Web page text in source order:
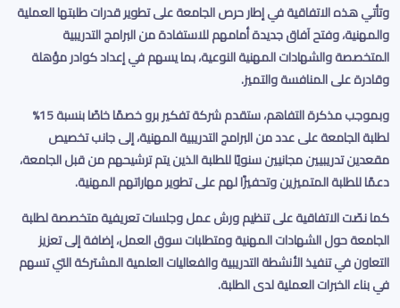
وتأتي هذه الاتفاقية في إطار حرص الجامعة على تطوير قدرات طلبتها العملية
والمهنية، وفتح آفاق جديدة أمامهم للاستفادة من البرامج التدريبية
المتخصصة والشهادات المهنية النوعية، بما يسهم في إعداد كوادر مؤهلة
وقادرة على المنافسة والتميز.
وبموجب مذكرة التفاهم، ستقدم شركة تفكير برو خصمًا خاصًا بنسبة 15%
لطلبة الجامعة على عدد من البرامج التدريبية المهنية، إلى جانب تخصيص
مقعدين تدريبيين مجانيين سنويًا للطلبة الذين يتم ترشيحهم من قبل الجامعة،
دعمًا للطلبة المتميزين وتحفيزًا لهم على تطوير مهاراتهم المهنية.
كما نصّت الاتفاقية على تنظيم ورش عمل وجلسات تعريفية متخصصة لطلبة
الجامعة حول الشهادات المهنية ومتطلبات سوق العمل، إضافة إلى تعزيز
التعاون في تنفيذ الأنشطة التدريبية والفعاليات العلمية المشتركة التي تسهم
في بناء الخبرات العملية لدى الطلبة.